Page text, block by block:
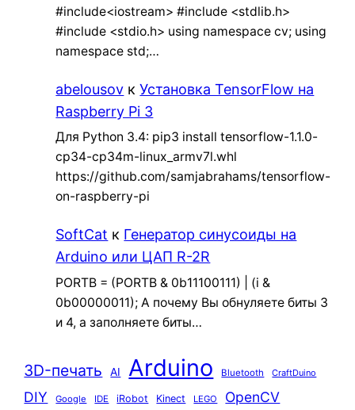
#include<iostream> #include <stdlib.h>
#include <stdio.h> using namespace cv; using
namespace std;…
abelousov кУстановка TensorFlow на
Raspberry Pi 3
Для Python 3.4: pip3 install tensorflow-1.1.0-
cp34-cp34m-linux_armv7l.whl
https://github.com/samjabrahams/tensorflow-
on-raspberry-pi
SoftCat к Генератор синусоиды на
Arduino или ЦАП R-2R
PORTB = (PORTB & 0b11100111) | (i &
0b00000011); А почему Вы обнуляете биты 3
и 4, а заполняете биты…
3D-печать AI Arduino Bluetooth CraftDuino
DIY Google IDE iRobot Kinect LEGO OpenCV